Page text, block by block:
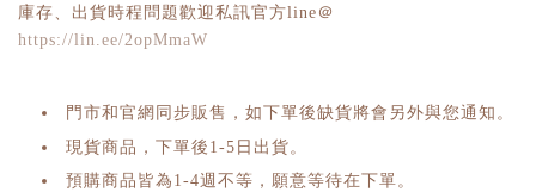
庫存、出貨時程問題歡迎私訊官方line＠
https://lin.ee/2opMmaW
門市和官網同步販售，如下單後缺貨將會另外與您通知。
現貨商品，下單後1-5日出貨。
預購商品皆為1-4週不等，願意等待在下單。